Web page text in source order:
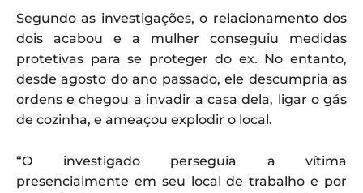
Segundo as investigações, o relacionamento dos
dois acabou e a mulher conseguiu medidas
protetivas para se proteger do ex. No entanto,
desde agosto do ano passado, ele descumpria as
ordens e chegou a invadir a casa dela, ligar o gás
de cozinha, e ameaçou explodir o local.
“O investigado perseguia a vítima
presencialmente em seu local de trabalho e por